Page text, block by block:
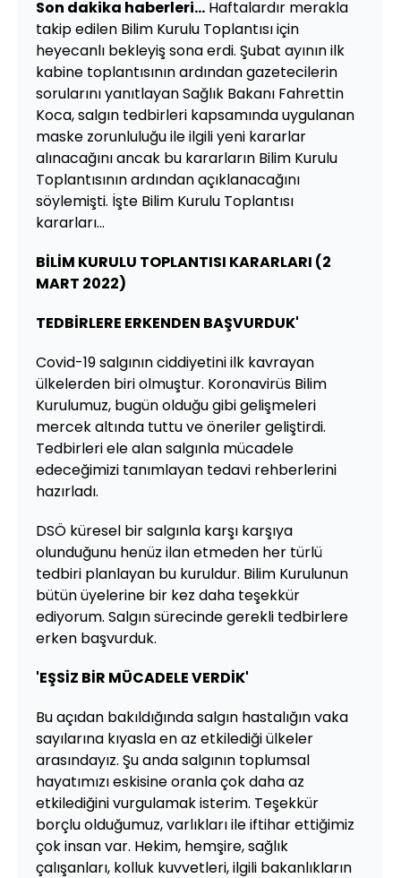
Son dakika haberleri... Haftalardır merakla
takip edilen Bilim Kurulu Toplantısı için
heyecanlı bekleyiş sona erdi. Şubat ayının ilk
kabine toplantısının ardından gazetecilerin
sorularını yanıtlayan Sağlık Bakanı Fahrettin
Koca, salgın tedbirleri kapsamında uygulanan
maske zorunluluğu ile ilgili yeni kararlar
alınacağını ancak bu kararların Bilim Kurulu
Toplantısının ardından açıklanacağını
söylemişti. İşte Bilim Kurulu Toplantısı
kararları...
BİLİM KURULU TOPLANTISI KARARLARI (2
MART 2022)
TEDBİRLERE ERKENDEN BAŞVURDUK'
Covid-19 salgının ciddiyetini ilk kavrayan
ülkelerden biri olmuştur. Koronavirüs Bilim
Kurulumuz, bugün olduğu gibi gelişmeleri
mercek altında tuttu ve öneriler geliştirdi.
Tedbirleri ele alan salgınla mücadele
edeceğimizi tanımlayan tedavi rehberlerini
hazırladı.
DSÖ küresel bir salgınla karşı karşıya
olunduğunu henüz ilan etmeden her türlü
tedbiri planlayan bu kuruldur. Bilim Kurulunun
bütün üyelerine bir kez daha teşekkür
ediyorum. Salgın sürecinde gerekli tedbirlere
erken başvurduk.
'EŞSİZ BİR MÜCADELE VERDİK'
Bu açıdan bakıldığında salgın hastalığın vaka
sayılarına kıyasla en az etkilediği ülkeler
arasındayız. Şu anda salgının toplumsal
hayatımızı eskisine oranla çok daha az
etkilediğini vurgulamak isterim. Teşekkür
borçlu olduğumuz, varlıkları ile iftihar ettiğimiz
çok insan var. Hekim, hemşire, sağlık
çalışanları, kolluk kuvvetleri, ilgili bakanlıkların